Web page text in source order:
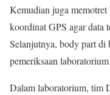
Kemudian juga memotret
koordinat GPS agar data
Selanjutnya, body part
pemeriksaan
Dalam laboratorium, tim